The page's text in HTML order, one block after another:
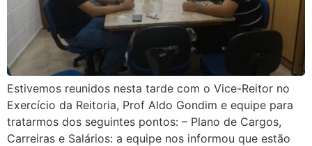
Estivemos reunidos nesta tarde com o Vice-Reitor no
Exercício da Reitoria, Prof Aldo Gondim e equipe para
tratarmos dos seguintes pontos: – Plano de Cargos,
Carreiras e Salários: a equipe nos informou que estão